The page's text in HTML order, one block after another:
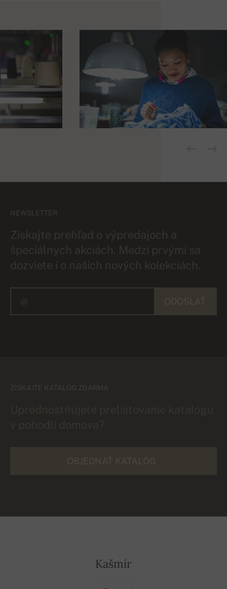
NEWSLETTER
Získajte prehľad o výpredajoch a
špeciálnych akciách. Medzi prvými sa
dozviete i o našich nových kolekciách.
ZÍSKAJTE KATALÓG ZDARMA
Kašmír